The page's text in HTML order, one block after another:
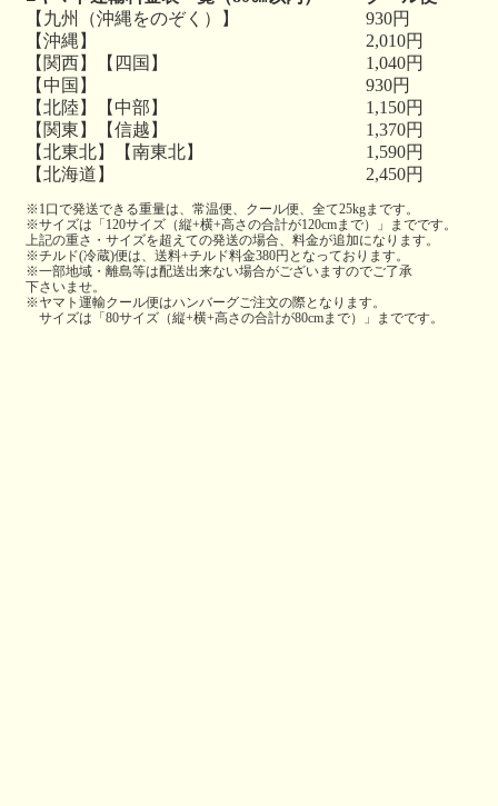
【九州（沖縄をのぞく）】
930円
【沖縄】
2,010円
【関西】【四国】
1,040円
【中国】
930円
【北陸】【中部】
1,150円
【関東】【信越】
1,370円
【北東北】【南東北】
1,590円
【北海道】
2,450円
※1口で発送できる重量は、常温便、クール便、全て25kgまです。
※サイズは「120サイズ（縦+横+高さの合計が120cmまで）」までです。
上記の重さ・サイズを超えての発送の場合、料金が追加になります。
※チルド(冷蔵)便は、送料+チルド料金380円となっております。
※一部地域・離島等は配送出来ない場合がございますのでご了承
下さいませ。
※ヤマト運輸クール便はハンバーグご注文の際となります。
サイズは「80サイズ（縦+横+高さの合計が80cmまで）」までです。